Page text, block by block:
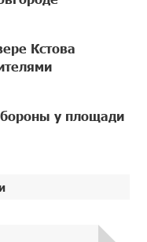
Кстова
у площади